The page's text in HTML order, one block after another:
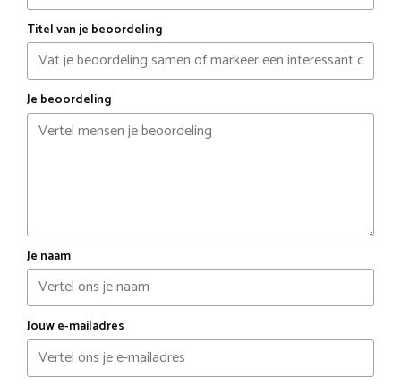
Titel van je beoordeling
Je beoordeling
Je naam
Jouw e-mailadres